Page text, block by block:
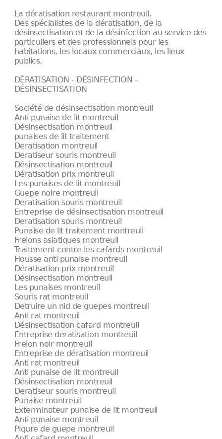
La dératisation restaurant montreuil.
Des spécialistes de la dératisation, de la
désinsectisation et de la désinfection au service des
particuliers et des professionnels pour les
habitations, les locaux commerciaux, les lieux
publics.
DÉRATISATION - DÉSINFECTION -
DÉSINSECTISATION
Société de désinsectisation montreuil
Anti punaise de lit montreuil
Désinsectisation montreuil
punaises de lit traitement
Deratisation montreuil
Deratiseur souris montreuil
Désinsectisation montreuil
Dératisation prix montreuil
Les punaises de lit montreuil
Guepe noire montreuil
Deratisation souris montreuil
Entreprise de désinsectisation montreuil
Deratisation souris montreuil
Punaise de lit traitement montreuil
Frelons asiatiques montreuil
Traitement contre les cafards montreuil
Housse anti punaise montreuil
Dératisation prix montreuil
Désinsectisation montreuil
Les punaises montreuil
Souris rat montreuil
Detruire un nid de guepes montreuil
Anti rat montreuil
Désinsectisation cafard montreuil
Entreprise deratisation montreuil
Frelon noir montreuil
Entreprise de dératisation montreuil
Anti rat montreuil
Anti punaise de lit montreuil
Désinsectisation montreuil
Deratiseur souris montreuil
Punaise montreuil
Exterminateur punaise de lit montreuil
Anti punaise montreuil
Piqure de guepe montreuil